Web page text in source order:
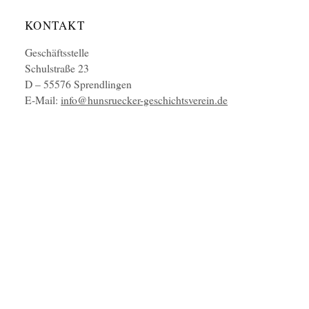
KONTAKT
Geschäftsstelle
Schulstraße 23
D – 55576 Sprendlingen
E-Mail:info@hunsruecker-geschichtsverein.de